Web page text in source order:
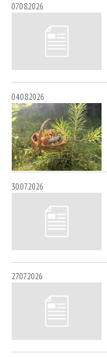
07.08.2026
04.08.2026
30.07.2026
27.07.2026